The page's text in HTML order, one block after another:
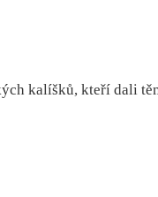
kalíšků, kteří dali